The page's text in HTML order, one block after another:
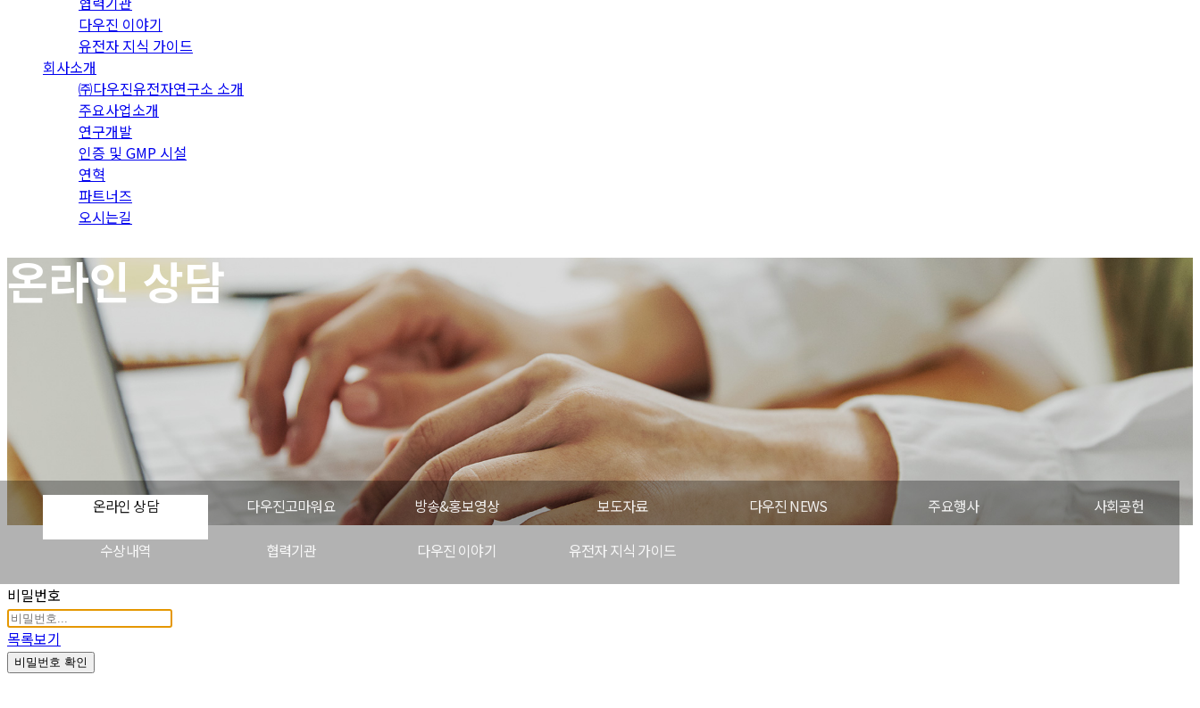
다우진 이야기
유전자 지식 가이드
회사소개
㈜다우진유전자연구소 소개
주요사업소개
연구개발
인증 및 GMP 시설
연혁
파트너즈
오시는길
온라인 상담
온라인 상담 다우진고마워요 방송&홍보영상 보도자료 다우진 NEWS 주요행사 사회공헌
수상내역 협력기관 다우진 이야기 유전자 지식 가이드
비밀번호
목록보기
비밀번호 확인